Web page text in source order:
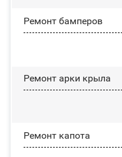
Ремонт бамперов
Ремонт арки крыла
Ремонт капота